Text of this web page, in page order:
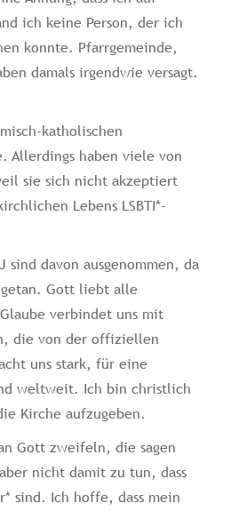
ich keine Person, der ich
konnte. Pfarrgemeinde,
damals irgendwie versagt.
katholischen
Allerdings haben viele von
sie sich nicht akzeptiert
Lebens LSBTI*-
sind davon ausgenommen, da
Gott liebt alle
verbindet uns mit
die von der offiziellen
uns stark, für eine
weltweit. Ich bin christlich
Kirche aufzugeben.
Gott zweifeln, die sagen
nicht damit zu tun, dass
sind. Ich hoffe, dass mein